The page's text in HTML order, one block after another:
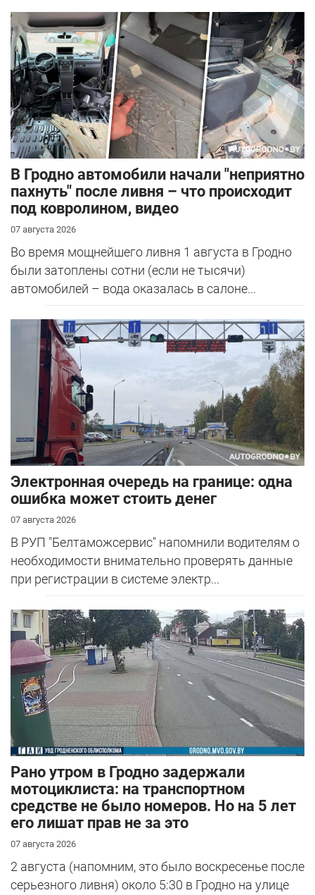
В Гродно автомобили начали "неприятно
пахнуть" после ливня – что происходит
под ковролином, видео
07 августа 2026
Во время мощнейшего ливня 1 августа в Гродно
были затоплены сотни (если не тысячи)
автомобилей – вода оказалась в салоне...
Электронная очередь на границе: одна
ошибка может стоить денег
07 августа 2026
В РУП "Белтаможсервис" напомнили водителям о
необходимости внимательно проверять данные
при регистрации в системе электр...
Рано утром в Гродно задержали
мотоциклиста: на транспортном
средстве не было номеров. Но на 5 лет
его лишат прав не за это
07 августа 2026
2 августа (напомним, это было воскресенье после
серьезного ливня) около 5:30 в Гродно на улице